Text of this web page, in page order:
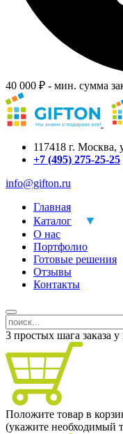
40 000 ₽ - мин. сумма
117418 г. Москва,
+7 (495) 275-25-25
info@gifton.ru
Главная
Каталог
О нас
Портфолио
Готовые решения
Отзывы
Контакты
3 простых шага заказа у
Положите товар в
(укажите необходимый